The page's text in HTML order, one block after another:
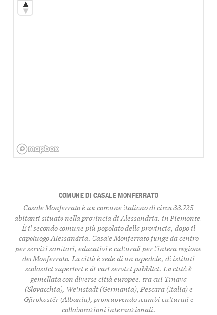
COMUNE DI CASALE MONFERRATO
Casale Monferrato è un comune italiano di circa 33.725
abitanti situato nella provincia di Alessandria, in Piemonte.
È il secondo comune più popolato della provincia, dopo il
capoluogo Alessandria. Casale Monferrato funge da centro
per servizi sanitari, educativi e culturali per l'intera regione
del Monferrato. La città è sede di un ospedale, di istituti
scolastici superiori e di vari servizi pubblici. La città è
gemellata con diverse città europee, tra cui Trnava
(Slovacchia), Weinstadt (Germania), Pescara (Italia) e
Gjirokastër (Albania), promuovendo scambi culturali e
collaborazioni internazionali.